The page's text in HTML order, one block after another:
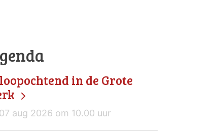
in de Grote
aug 2026 om 10.00 uur